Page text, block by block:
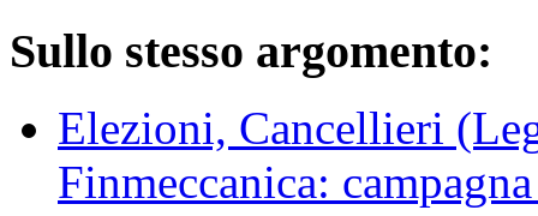
Sullo stesso argomento:
Elezioni, Cancellieri
Finmeccanica: